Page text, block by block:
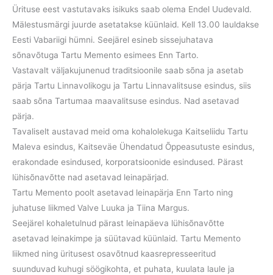
Ürituse eest vastutavaks isikuks saab olema Endel Uudevald.
Mälestusmärgi juurde asetatakse küünlaid. Kell 13.00 lauldakse
Eesti Vabariigi hümni. Seejärel esineb sissejuhatava
sõnavõtuga Tartu Memento esimees Enn Tarto.
Vastavalt väljakujunenud traditsioonile saab sõna ja asetab
pärja Tartu Linnavolikogu ja Tartu Linnavalitsuse esindus, siis
saab sõna Tartumaa maavalitsuse esindus. Nad asetavad
pärja.
Tavaliselt austavad meid oma kohalolekuga Kaitseliidu Tartu
Maleva esindus, Kaitseväe Ühendatud Õppeasutuste esindus,
erakondade esindused, korporatsioonide esindused. Pärast
lühisõnavõtte nad asetavad leinapärjad.
Tartu Memento poolt asetavad leinapärja Enn Tarto ning
juhatuse liikmed Valve Luuka ja Tiina Margus.
Seejärel kohaletulnud pärast leinapäeva lühisõnavõtte
asetavad leinakimpe ja süütavad küünlaid. Tartu Memento
liikmed ning üritusest osavõtnud kaasrepresseeritud
suunduvad kuhugi söögikohta, et puhata, kuulata laule ja